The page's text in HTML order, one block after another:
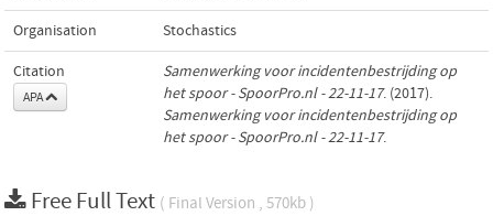
Organisation Stochastics
Citation
APA
Samenwerking voor incidentenbestrijding op
het spoor - SpoorPro.nl - 22-11-17. (2017).
Samenwerking voor incidentenbestrijding op
het spoor - SpoorPro.nl - 22-11-17.
Free Full Text ( Final Version , 570kb )